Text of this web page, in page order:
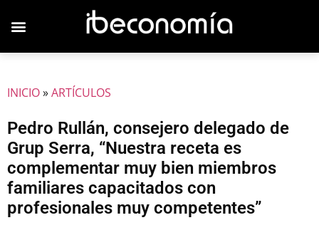
INICIO»ARTÍCULOS
Pedro Rullán, consejero delegado de
Grup Serra, “Nuestra receta es
complementar muy bien miembros
familiares capacitados con
profesionales muy competentes”